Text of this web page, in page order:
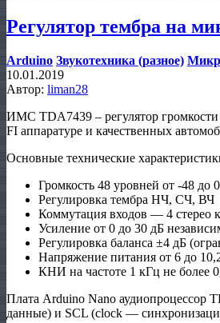
Регулятор тембра на
Arduino Звукотехника (разное)
10.01.2019
Автор: liman28
ИМС TDA7439 – регулятор громкости
FI аппаратуре и качественных
Основные технические
Громкость 48 уровней от -48 до
Регулировка тембра НЧ, СЧ, ВЧ
Коммутация входов — 4 стерео
Усиление от 0 до 30 дБ
Регулировка баланса ±4 дБ
Напряжение питания от 6 до
КНИ на частоте 1 кГц не более
Плата Arduino Nano
данные) и SCL (clock —